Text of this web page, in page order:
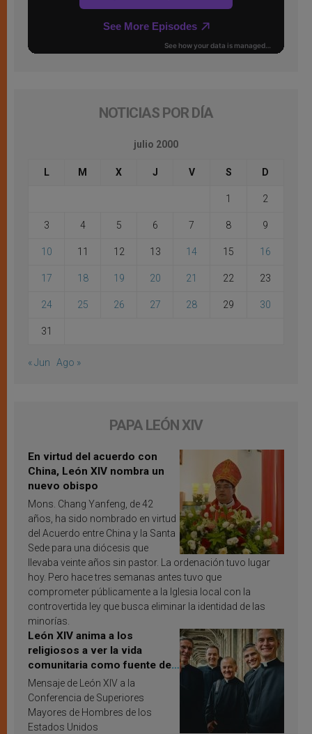
NOTICIAS POR DÍA
julio 2000
L M X J V S D
1 2
3 4 5 6 7 8 9
10 11 12 13 14 15 16
17 18 19 20 21 22 23
24 25 26 27 28 29 30
31
« Jun Ago »
PAPA LEÓN XIV
En virtud del acuerdo con
China, León XIV nombra un
nuevo obispo
Mons. Chang Yanfeng, de 42
años, ha sido nombrado en virtud
del Acuerdo entre China y la Santa
Sede para una diócesis que
llevaba veinte años sin pastor. La ordenación tuvo lugar
hoy. Pero hace tres semanas antes tuvo que
comprometer públicamente a la Iglesia local con la
controvertida ley que busca eliminar la identidad de las
minorías.
León XIV anima a los
religiosos a ver la vida
comunitaria como fuente de
inspiración y santificación
Mensaje de León XIV a la
Conferencia de Superiores
Mayores de Hombres de los
Estados Unidos